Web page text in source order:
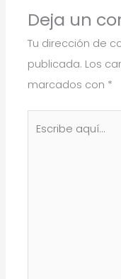
Deja un
Tu dirección de
publicada. Los
marcados con *